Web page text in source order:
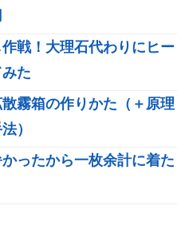
戦！大理石代わりにヒー
た
霧箱の作りかた（＋原理
）
かったから一枚余計に着た